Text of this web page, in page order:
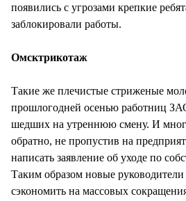
появились с угрозами крепкие
заблокировали работы.
Омсктрикотаж
Такие же плечистые стриженые
прошлогодней осенью работниц
шедших на утреннюю смену. И
обратно, не пропустив на
написать заявление об уходе по
Таким образом новые
сэкономить на массовых